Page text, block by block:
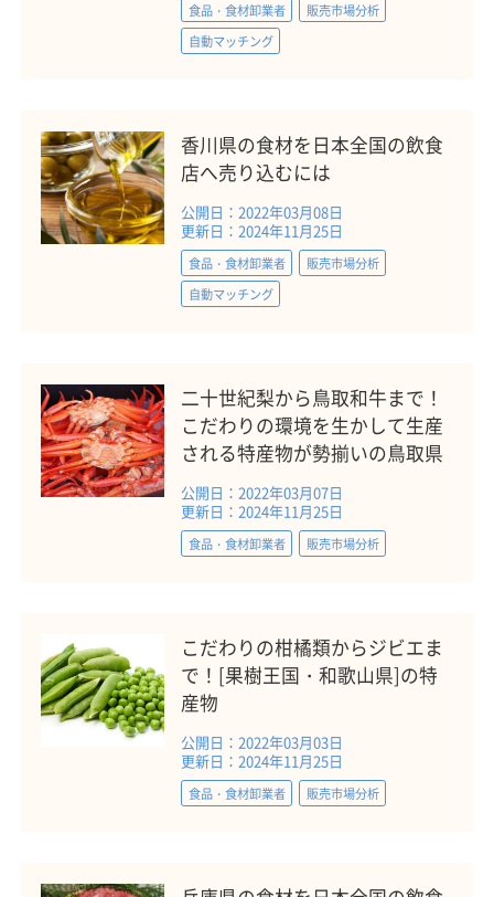
食品・食材卸業者
販売市場分析
自動マッチング
香川県の食材を日本全国の飲食
店へ売り込むには
公開日：2022年03月08日
更新日：2024年11月25日
食品・食材卸業者
販売市場分析
自動マッチング
二十世紀梨から鳥取和牛まで！
こだわりの環境を生かして生産
される特産物が勢揃いの鳥取県
公開日：2022年03月07日
更新日：2024年11月25日
食品・食材卸業者 販売市場分析
こだわりの柑橘類からジビエま
で！[果樹王国・和歌山県]の特
産物
公開日：2022年03月03日
更新日：2024年11月25日
食品・食材卸業者 販売市場分析